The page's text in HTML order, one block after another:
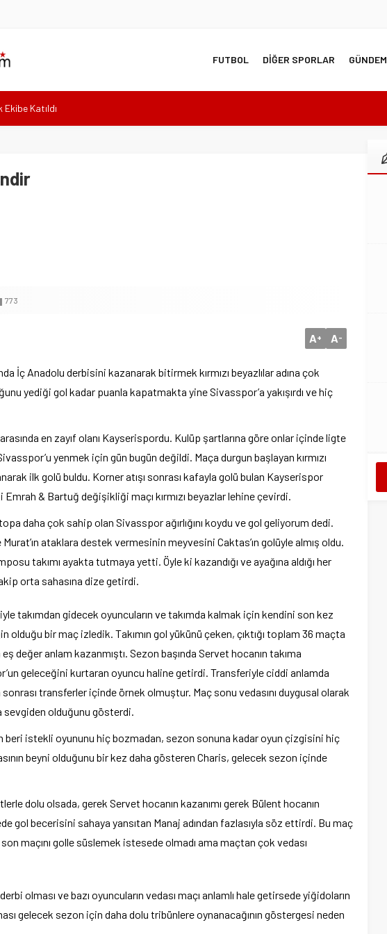
FUTBOL DİĞER SPORLAR GÜNDEM
Sivasspor’da!
olağanüstü genel kurul kararı!
Uluslararası Arenada Madalya Yağmuru
773
A+ A-
İç Anadolu derbisini kazanarak bitirmek kırmızı beyazlılar adına çok
yediği gol kadar puanla kapatmakta yine Sivasspor’a yakışırdı ve hiç
en zayıf olanı Kayserispordu. Kulüp şartlarına göre onlar içinde ligte
yenmek için gün bugün değildi. Maça durgun başlayan kırmızı
ilk golü buldu. Korner atışı sonrası kafayla golü bulan Kayserispor
& Bartuğ değişikliği maçı kırmızı beyazlar lehine çevirdi.
daha çok sahip olan Sivasspor ağırlığını koydu ve gol geliyorum dedi.
ataklara destek vermesinin meyvesini Caktas’ın golüyle almış oldu.
takımı ayakta tutmaya yetti. Öyle ki kazandığı ve ayağına aldığı her
orta sahasına dize getirdi.
takımdan gidecek oyuncuların ve takımda kalmak için kendini son kez
olduğu bir maç izledik. Takımın gol yükünü çeken, çıktığı toplam 36 maçta
değer anlam kazanmıştı. Sezon başında Servet hocanın takıma
geleceğini kurtaran oyuncu haline getirdi. Transferiyle ciddi anlamda
transferler içinde örnek olmuştur. Maç sonu vedasını duygusal olarak
sevgiden olduğunu gösterdi.
beri istekli oyununu hiç bozmadan, sezon sonuna kadar oyun çizgisini hiç
beyni olduğunu bir kez daha gösteren Charis, gelecek sezon içinde
dolu olsada, gerek Servet hocanın kazanımı gerek Bülent hocanın
gol becerisini sahaya yansıtan Manaj adından fazlasıyla söz ettirdi. Bu maç
maçını golle süslemek istesede olmadı ama maçtan çok vedası
olması ve bazı oyuncuların vedası maçı anlamlı hale getirsede yiğidoların
gelecek sezon için daha dolu tribünlere oynanacağının göstergesi neden